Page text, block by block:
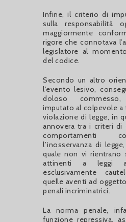
Infine, il criterio di
sulla responsabilità
maggiormente
rigore che connotava
legislatore al
del codice.
Secondo un altro
l’evento lesivo,
doloso
imputato al colpevole
violazione di legge, in
annovera tra i criteri di
comportamenti
l’inosservanza di
quale non vi rientrano
attinenti a leggi
esclusivamente
quelle aventi ad
penali incriminatrici.
La norma penale,
funzione repressiva,